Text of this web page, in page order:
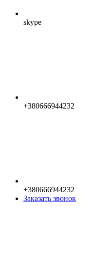
skype
+380666944232
+380666944232
Заказать звонок